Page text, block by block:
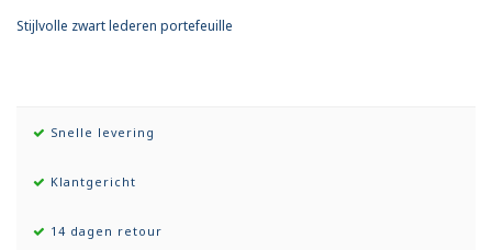
Stijlvolle zwart lederen portefeuille
Snelle levering
Klantgericht
14 dagen retour